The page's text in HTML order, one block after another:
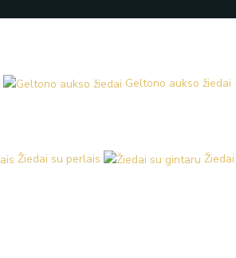
Geltono aukso žiedai
Žiedai su perlais
Žiedai